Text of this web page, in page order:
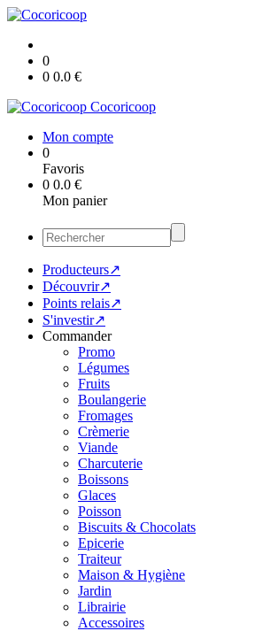
0
0 0.0 €
Cocoricoop
Mon compte
0
Favoris
0 0.0 €
Mon panier
Producteurs↗
Découvrir↗
Points relais↗
S'investir↗
Commander
Promo
Légumes
Fruits
Boulangerie
Fromages
Crèmerie
Viande
Charcuterie
Boissons
Glaces
Poisson
Biscuits & Chocolats
Epicerie
Traiteur
Maison & Hygiène
Jardin
Librairie
Accessoires